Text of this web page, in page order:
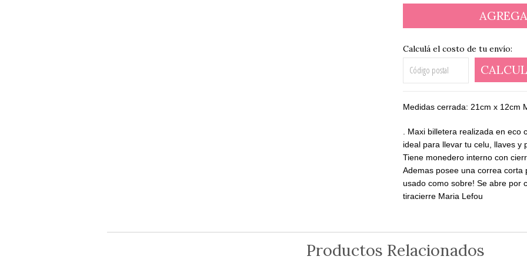
Calculá el costo de tu envío:
Medidas cerrada: 21cm x 12cm
. Maxi billetera realizada en
ideal para llevar tu celu, llaves y
Tiene monedero interno con
Ademas posee una correa
usado como sobre! Se abre por
tiracierre Maria Lefou
Productos Relacionados